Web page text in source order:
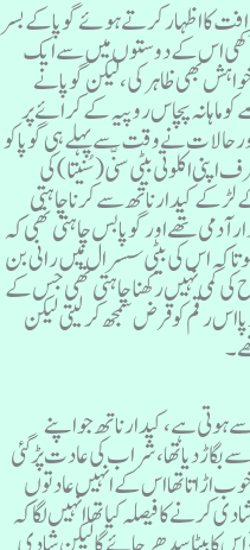
کا اظہار کرتے ہوئے گوپا کے بسر
اس کے دوستوں میں سے ایک
بھی ظاہر کی، لیکن گوپا نے
ماہانہ پچاس روپیہ کے کرائے پر
نےوقت سے پہلے ہی گوپا کو
اپنی اکلوتی بیٹی سنّی (سُنیتا) کی
لڑکے کیدارناتھ سےکرنا چاہتی
تھے اور گوپا بس چاہتی تھی کہ
تاکہ اس کی بیٹی سسرال میں رانی بن
کی کمی نہیں رکھنا چاہتی تھی جس کے
رقم کوقرض سمجھ کر لیتی لیکن
ہوتی ہے، کیدارناتھ جو اپنے
اسے بگاڑ دیا تھا، شراب کی عادت پڑگئی
خوب اڑاتا تھا اس کے انہیں عادتوں
کا فیصلہ کیا تھا انہیں لگا کہ